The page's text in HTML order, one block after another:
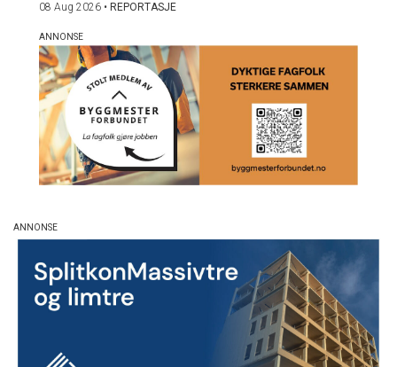
08 Aug 2026 • REPORTASJE